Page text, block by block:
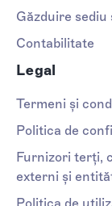
Găzduire sediu
Contabilitate
Legal
Termeni și
Politica de
Furnizori terți,
externi și
Politica de